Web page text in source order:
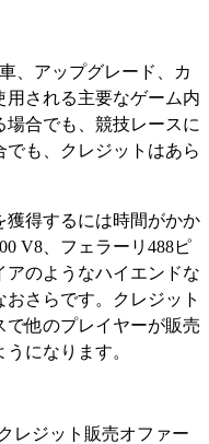
、アップグレード、カ
用される主要なゲーム内
合でも、競技レースに
も、クレジットはあら
獲得するには時間がかか
V8、フェラーリ488ピ
アのようなハイエンドな
さらです。クレジット
で他のプレイヤーが販売
になります。
レジット販売オファー